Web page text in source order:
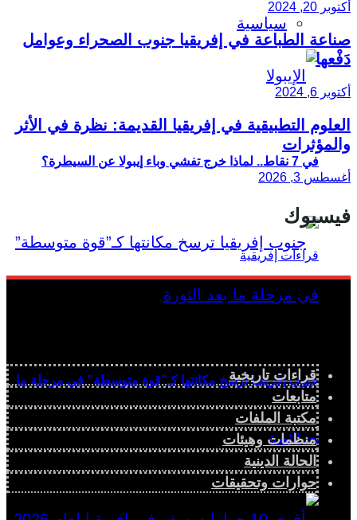
سياسية
في 7 نقاط.. لماذا خرج تفشي وباء إيبولا عن السيطرة؟
جنوب إفريقيا ترسخ مكانتها كـ”قوة متوسطة” في مرحلة ما
بعد الثورة
أكتوبر 20, 2024
صناعة الطباعة في إفريقيا جنوب الصحراء وعوامل
دَفْعها
أكتوبر 6, 2024
العلوم التطبيقية في إفريقيا القديمة: نظرة في الأثر
والمؤثرات
أغسطس 3, 2026
فيسبوك
قراءات تاريخية
متابعات
مكتبة الملفات
منظمات وهيئات
الحالة الدينية
حوارات وتحقيقات